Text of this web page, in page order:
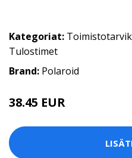
Kategoriat:
Tulostimet
Brand: Polaroid
38.45 EUR